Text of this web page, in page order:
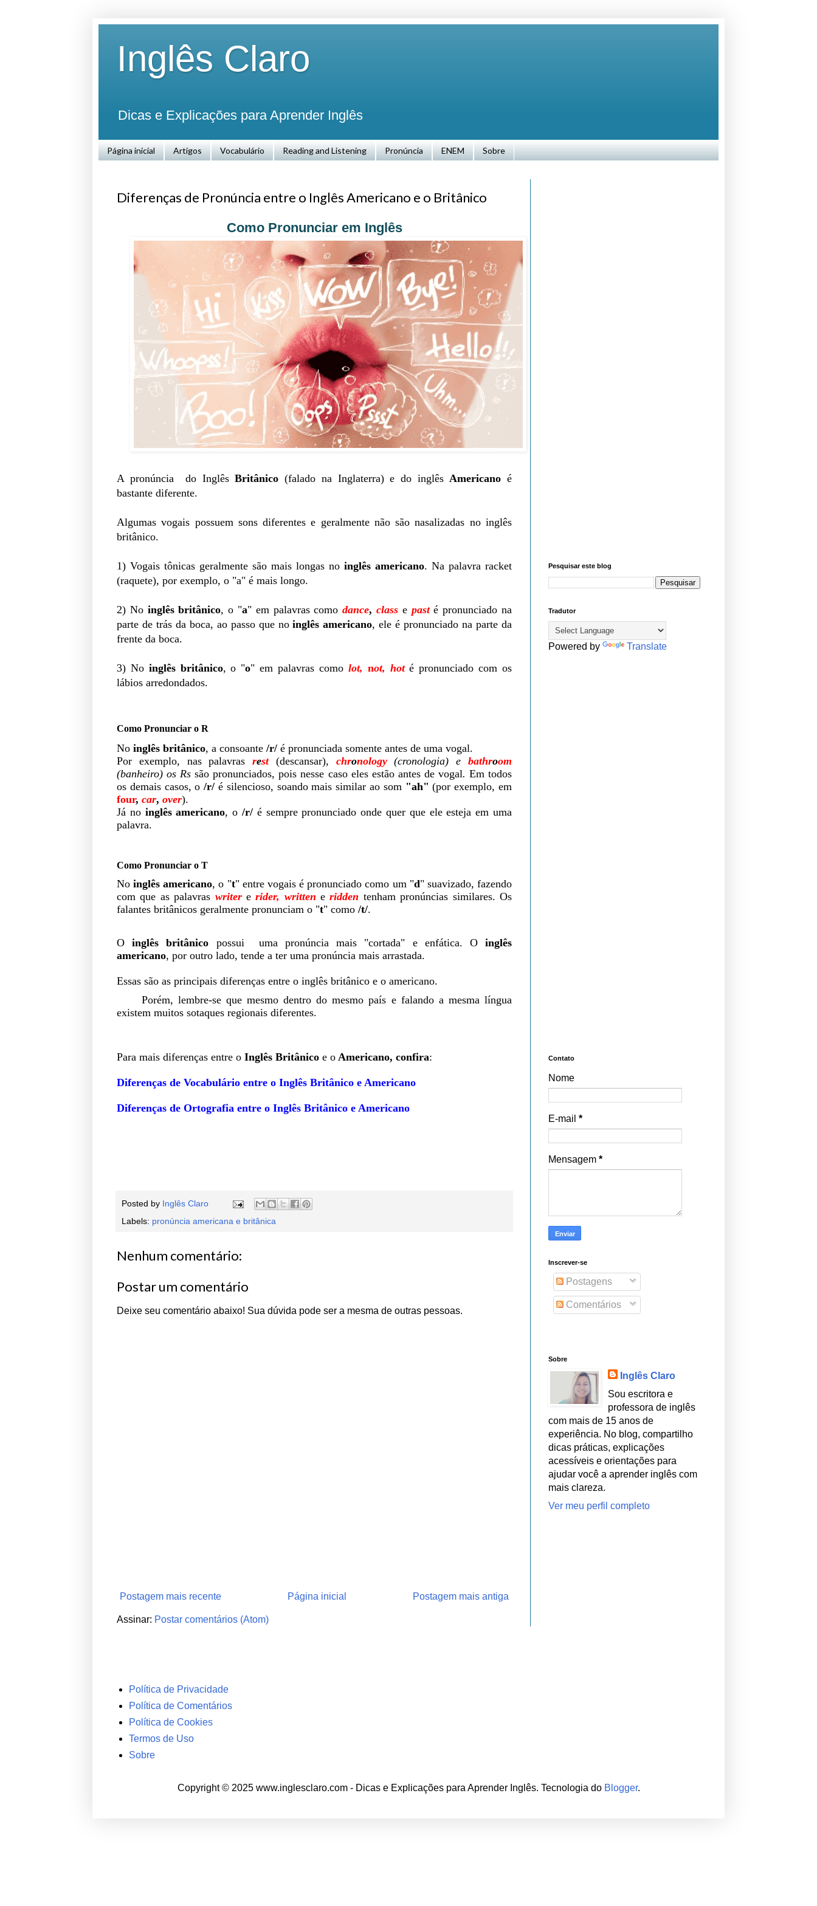
Inglês Claro
Dicas e Explicações para Aprender Inglês
Página inicial Artigos Vocabulário Reading and Listening Pronúncia ENEM Sobre
Diferenças de Pronúncia entre o Inglês Americano e o Britânico
Como Pronunciar em Inglês
A pronúncia do InglêsBritânico(falado na Inglaterra) e do inglêsAmericano é
bastante diferente.
Algumas vogais possuem sons diferentes e geralmente não são nasalizadas no inglês
britânico.
1) Vogais tônicas geralmente são mais longas no inglês americano. Na palavra racket
(raquete), por exemplo, o "a" é mais longo.
2) No inglês britânico, o "a" em palavras comodance,class e pasté pronunciado na
parte de trás da boca, ao passo que noinglês americano, ele é pronunciado na parte da
frente da boca.
3) No inglês britânico, o "o" em palavras como lot, not, hoté pronunciado com os
lábios arredondados.
Como Pronunciar o R
No inglês britânico, a consoante /r/ é pronunciada somente antes de uma vogal.
Por exemplo, nas palavrasrest (descansar), chronology(cronologia) ebathroom
(banheiro) os Rssão pronunciados, pois nesse caso eles estão antes de vogal. Em todos
os demais casos, o/r/ é silencioso, soando mais similar ao som "ah" (por exemplo, em
four, car, over).
Já no inglês americano, o/r/ é sempre pronunciado onde quer que ele esteja em uma
palavra.
Como Pronunciar o T
Noinglês americano, o "t" entre vogais é pronunciado como um "d" suavizado, fazendo
com que as palavras writer e rider, writtene ridden tenham pronúncias similares. Os
falantes britânicos geralmente pronunciam o "t" como /t/.
Oinglês britânico possui uma pronúncia mais "cortada" e enfática. Oinglês
americano, por outro lado, tende a ter uma pronúncia mais arrastada.
Essas são as principais diferenças entre o inglês britânico e o americano.
Porém, lembre-se que mesmo dentro do mesmo país e falando a mesma língua
existem muitos sotaques regionais diferentes.
Para mais diferenças entre o Inglês Britânico e o Americano, confira:
Diferenças de Vocabulário entre o Inglês Britânico e Americano
Diferenças de Ortografia entre o Inglês Britânico e Americano
Posted by Inglês Claro
Labels: pronúncia americana e britânica
Nenhum comentário:
Postar um comentário
Deixe seu comentário abaixo! Sua dúvida pode ser a mesma de outras pessoas.
Postagem mais recente Postagem mais antiga
Página inicial
Assinar: Postar comentários (Atom)
Pesquisar este blog
Tradutor
Powered by Translate
Contato
Nome
E-mail *
Mensagem *
Inscrever-se
Postagens
Comentários
Sobre
Inglês Claro
Sou escritora e
professora de inglês
com mais de 15 anos de
experiência. No blog, compartilho
dicas práticas, explicações
acessíveis e orientações para
ajudar você a aprender inglês com
mais clareza.
Ver meu perfil completo
Política de Privacidade
Política de Comentários
Política de Cookies
Termos de Uso
Sobre
Copyright © 2025 www.inglesclaro.com - Dicas e Explicações para Aprender Inglês. Tecnologia do Blogger.